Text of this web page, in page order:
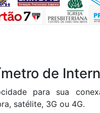
de
para sua
satélite, 3G ou 4G.